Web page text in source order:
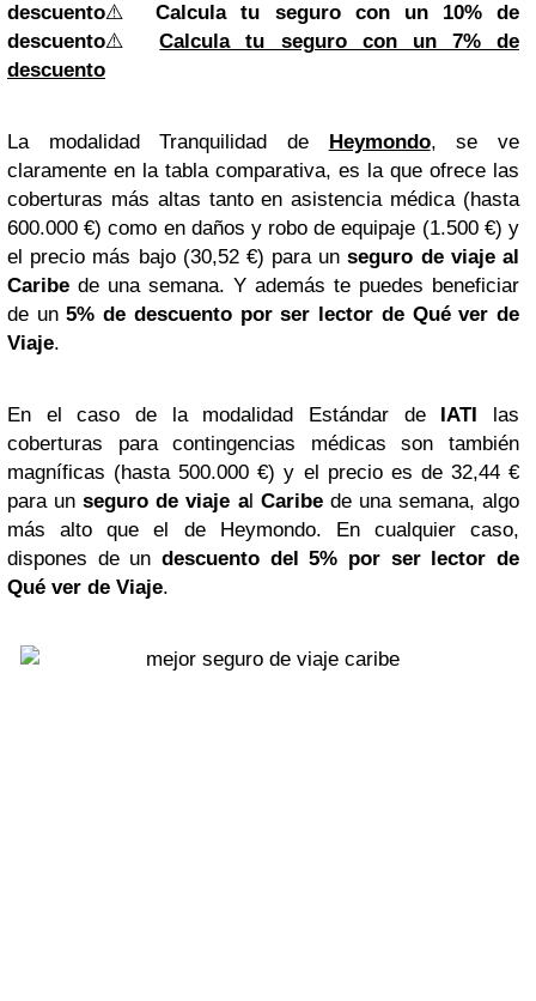
descuento⚠️Calcula tu seguro con un 10% de
descuento⚠️Calcula tu seguro con un 7% de
descuento
La modalidad Tranquilidad de Heymondo, se ve
claramente en la tabla comparativa, es la que ofrece las
coberturas más altas tanto en asistencia médica (hasta
600.000 €) como en daños y robo de equipaje (1.500 €) y
el precio más bajo (30,52 €) para unseguro de viaje al
Caribe de una semana. Y además te puedes beneficiar
de un5% de descuento por ser lector de Qué ver de
Viaje.
En el caso de la modalidad Estándar de IATI las
coberturas para contingencias médicas son también
magníficas (hasta 500.000 €) y el precio es de 32,44 €
para unseguro de viaje al Caribede una semana, algo
más alto que el de Heymondo. En cualquier caso,
dispones de un descuento del 5% por ser lector de
Qué ver de Viaje.